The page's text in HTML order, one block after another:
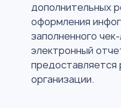
дополнительных
оформления
заполненного
электронный
организации.